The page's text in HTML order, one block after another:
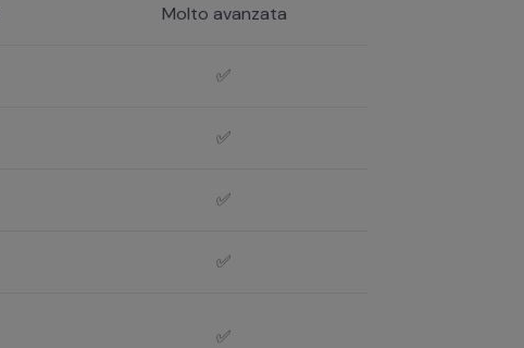
Molto avanzata
✅
✅
✅
✅
✅